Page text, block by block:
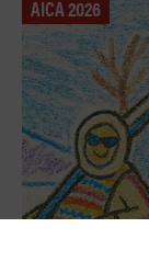
AICA 2026